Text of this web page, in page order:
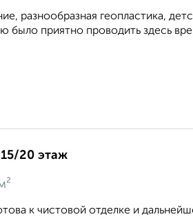
разнообразная геопластика,
приятно проводить здесь
20 этаж
к чистовой отделке и